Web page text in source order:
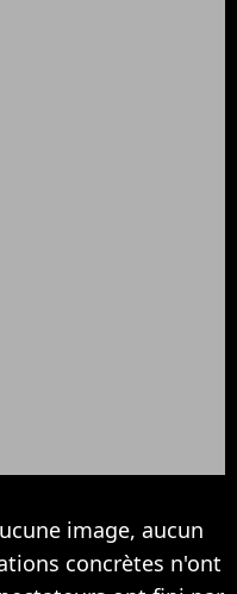
image, aucun
concrètes n'ont